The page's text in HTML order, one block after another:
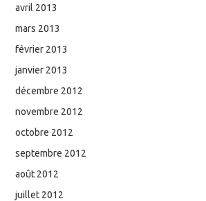
avril 2013
mars 2013
février 2013
janvier 2013
décembre 2012
novembre 2012
octobre 2012
septembre 2012
août 2012
juillet 2012